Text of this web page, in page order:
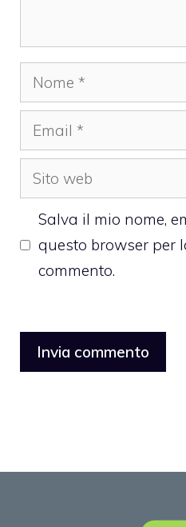
Nome
Email
Sito
web
Salva il mio nome,
questo browser per
commento.